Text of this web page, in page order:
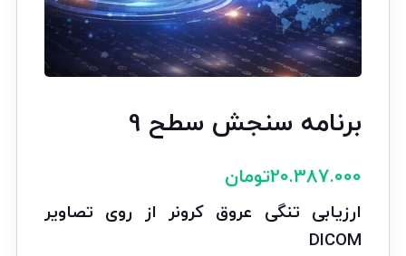
برنامه سنجش سطح 9
20.387.000تومان
ارزیابی تنگی عروق کرونر از روی تصاویر
DICOM